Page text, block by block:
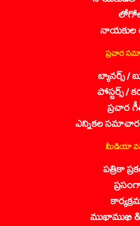
నాయకుల
ప్రచార
బ్యానర్స్ /
పోస్టర్స్ /
ప్రచార
ఎన్నికల
మీడియా
పత్రికా
ముఖాముఖి